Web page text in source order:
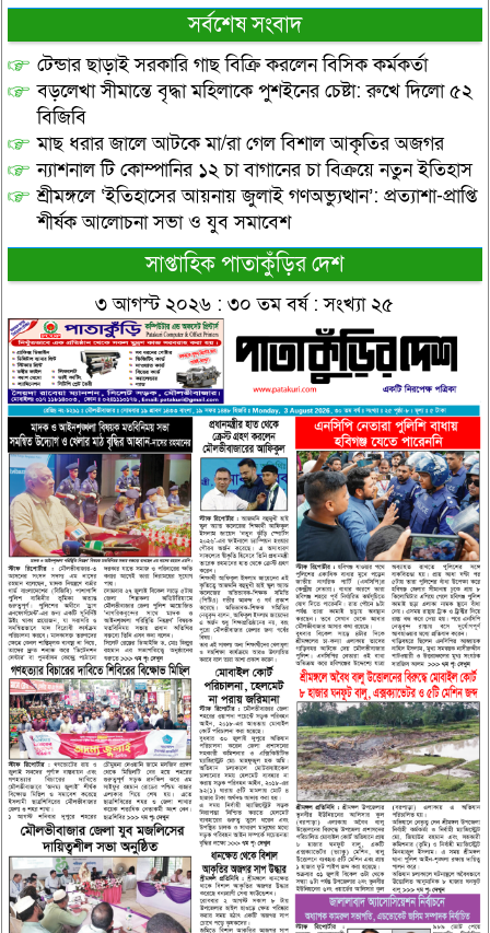
সর্বশেষ সংবাদ
টেন্ডার ছাড়াই সরকারি গাছ বিক্রি করলেন বিসিক কর্মকর্তা
বড়লেখা সীমান্তে বৃদ্ধা মহিলাকে পুশইনের চেষ্টা: রুখে দিলো ৫২
বিজিবি
মাছ ধরার জালে আটকে মা/রা গেল বিশাল আকৃতির অজগর
ন্যাশনাল টি কোম্পানির ১২ চা বাগানের চা বিক্রয়ে নতুন ইতিহাস
শ্রীমঙ্গলে ‘ইতিহাসের আয়নায় জুলাই গণঅভ্যুত্থান’: প্রত্যাশা-প্রাপ্তি
শীর্ষক আলোচনা সভা ও যুব সমাবেশ
সাপ্তাহিক পাতাকুঁড়ির দেশ
৩ আগস্ট ২০২৬ : ৩০ তম বর্ষ : সংখ্যা ২৫